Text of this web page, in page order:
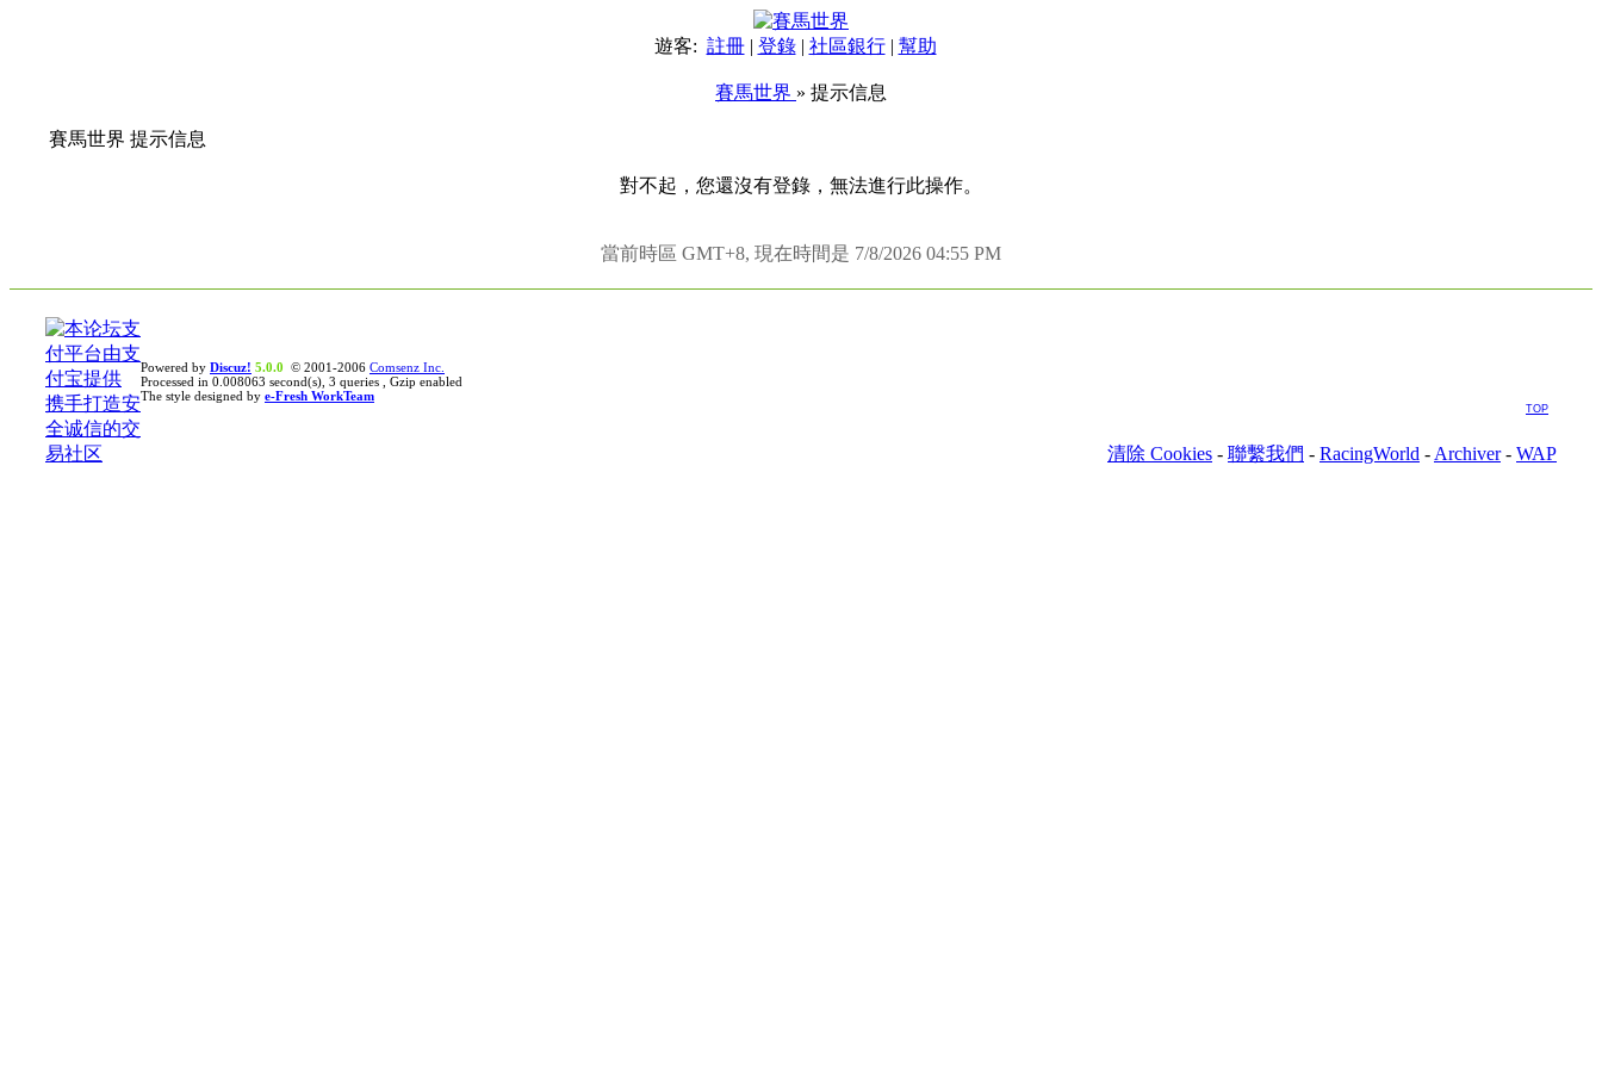
遊客: 註冊| 登錄| 社區銀行| 幫助
賽馬世界 » 提示信息
賽馬世界 提示信息
對不起，您還沒有登錄，無法進行此操作。
當前時區 GMT+8, 現在時間是 7/8/2026 04:55 PM
Powered by Discuz! 5.0.0 © 2001-2006 Comsenz Inc.
Processed in 0.008063 second(s), 3 queries , Gzip enabled
The style designed by e-Fresh WorkTeam
TOP
清除 Cookies - 聯繫我們 - RacingWorld - Archiver- WAP